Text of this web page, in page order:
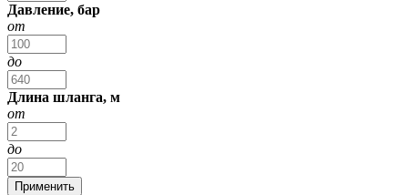
Давление, бар
от
до
Длина шланга, м
от
до